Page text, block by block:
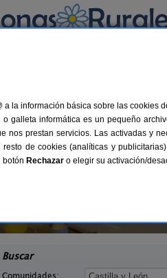
Casas Rurales cerca
Buscar
Comunidades:
a la información básica sobre las cookies
o galleta informática es un pequeño
nos prestan servicios. Las activadas y
resto de cookies (analíticas y
botón Rechazar o elegir su activación/